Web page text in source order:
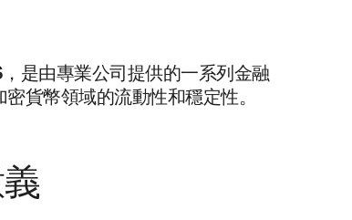
是由專業公司提供的一系列金融
貨幣領域的流動性和穩定性。